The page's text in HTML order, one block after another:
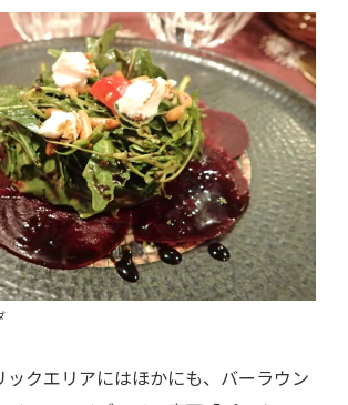
ックエリアにはほかにも、バーラウン